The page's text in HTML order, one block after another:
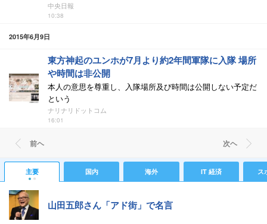
中央日報
10:38
2015年6月9日
東方神起のユンホが7月より約2年間軍隊に入隊 場所
や時間は非公開
本人の意思を尊重し、入隊場所及び時間は公開しない予定だ
という
ナリナリドットコム
16:01
前ヘ 次ヘ
主要 国内 海外 IT 経済 ス
山田五郎さん「アド街」で名言